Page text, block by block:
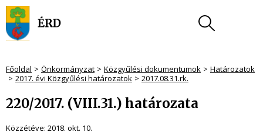
Főoldal Önkormányzat Közgyűlési dokumentumok
Határozatok
2017. évi Közgyűlési határozatok
2017.08.31.rk.
220/2017. (VIII.31.) határozata
Közzétéve: 2018. okt. 10.